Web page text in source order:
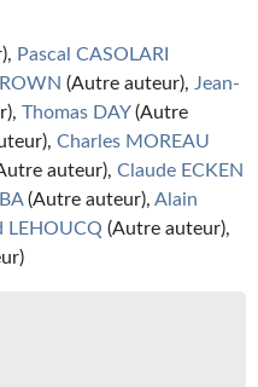
Pascal CASOLARI
(Autre auteur), Jean-
Thomas DAY(Autre
Charles MOREAU
auteur), Claude ECKEN
(Autre auteur), Alain
LEHOUCQ (Autre auteur),